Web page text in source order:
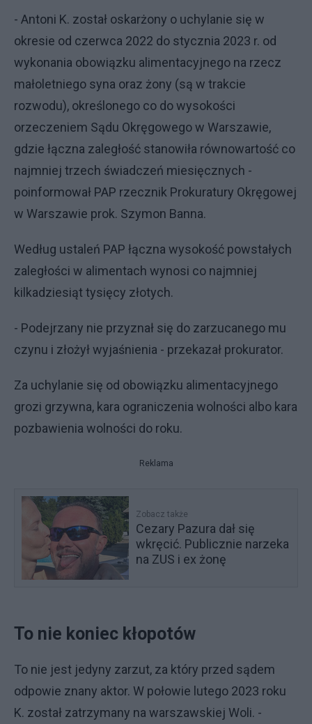
- Antoni K. został oskarżony o uchylanie się w
okresie od czerwca 2022 do stycznia 2023 r. od
wykonania obowiązku alimentacyjnego na rzecz
małoletniego syna oraz żony (są w trakcie
rozwodu), określonego co do wysokości
orzeczeniem Sądu Okręgowego w Warszawie,
gdzie łączna zaległość stanowiła równowartość co
najmniej trzech świadczeń miesięcznych -
poinformował PAP rzecznik Prokuratury Okręgowej
w Warszawie prok. Szymon Banna.
Według ustaleń PAP łączna wysokość powstałych
zaległości w alimentach wynosi co najmniej
kilkadziesiąt tysięcy złotych.
- Podejrzany nie przyznał się do zarzucanego mu
czynu i złożył wyjaśnienia - przekazał prokurator.
Za uchylanie się od obowiązku alimentacyjnego
grozi grzywna, kara ograniczenia wolności albo kara
pozbawienia wolności do roku.
Reklama
Zobacz także
Cezary Pazura dał się
wkręcić. Publicznie narzeka
na ZUS i ex żonę
To nie koniec kłopotów
To nie jest jedyny zarzut, za który przed sądem
odpowie znany aktor. W połowie lutego 2023 roku
K. został zatrzymany na warszawskiej Woli. -